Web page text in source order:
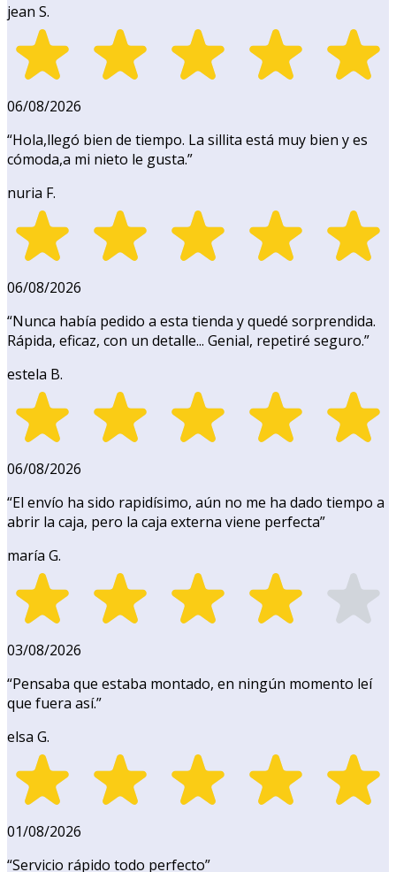
jean S.
06/08/2026
“Hola,llegó bien de tiempo. La sillita está muy bien y es
cómoda,a mi nieto le gusta.”
nuria F.
06/08/2026
“Nunca había pedido a esta tienda y quedé sorprendida.
Rápida, eficaz, con un detalle... Genial, repetiré seguro.”
estela B.
06/08/2026
“El envío ha sido rapidísimo, aún no me ha dado tiempo a
abrir la caja, pero la caja externa viene perfecta”
maría G.
03/08/2026
“Pensaba que estaba montado, en ningún momento leí
que fuera así.”
elsa G.
01/08/2026
“Servicio rápido todo perfecto”